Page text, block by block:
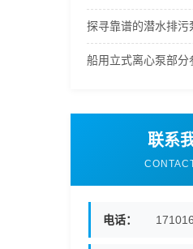
船用立式离心泵部分
联系
电话：